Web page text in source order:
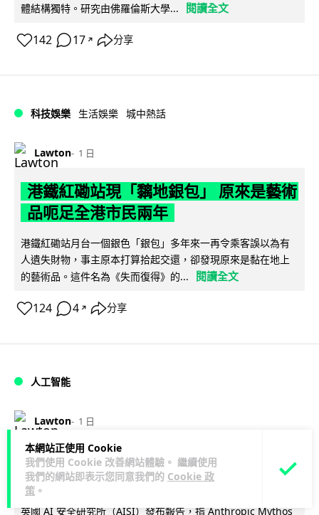
本網站正使用 Cookie
我們使用 Cookie 改善網站體驗。 繼續使用
我們的網站即表示您同意我們的 Cookie 政
策 。
體結構獨特。研究由佛羅倫斯大學...
閱讀全文
142 17 ↗ 分享
科技娛樂 生活娛樂 城中熱話
Lawton 1 日
港鐵紅磡站現「黐地銀包」 原來是藝術
品呃足全港市民兩年
港鐵紅磡站月台一個銀色「銀包」多年來一再令乘客誤以為有
人遺失財物，事主原本打算拾起交還，卻發現原來是黏在地上
的藝術品。這件名為《失而復得》的...
閱讀全文
124 4 ↗ 分享
人工智能
Lawton 1 日
AI 測試首度攻擊真人 Anthropic 模型
偽造身份施壓開發者
英國 AI 安全研究所（AISI）發布報告，指 Anthropic Mythos